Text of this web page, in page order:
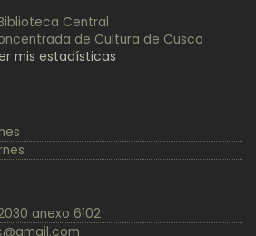
Central
de Cultura de Cusco
mis estadísticas
Top
anexo 6102